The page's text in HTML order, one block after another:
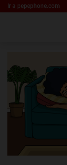
Ir a pepephone.com